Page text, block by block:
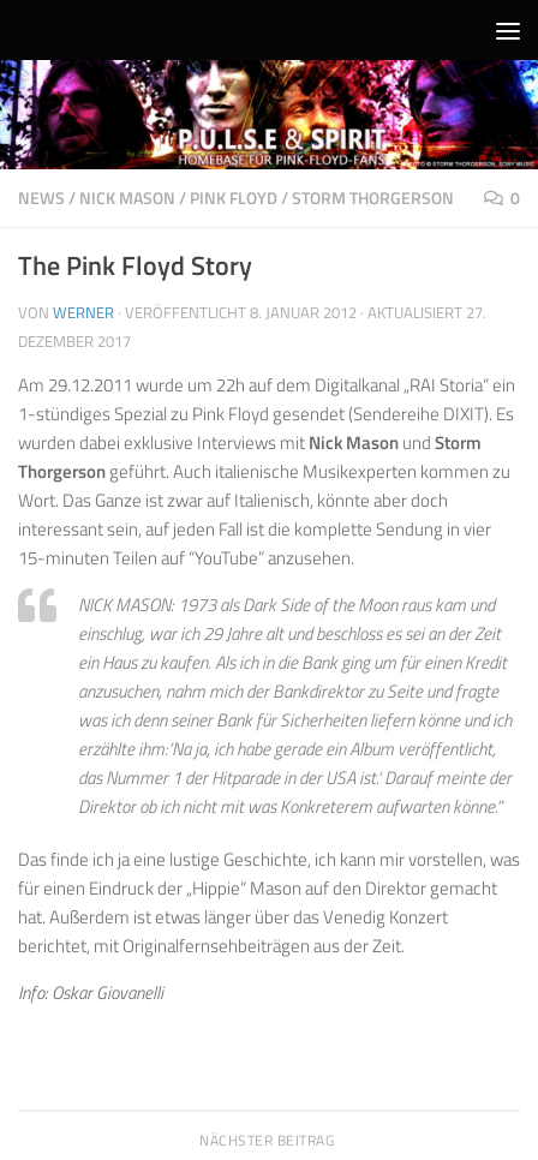
NEWS/NICK MASON/PINK FLOYD/STORM THORGERSON 0
The Pink Floyd Story
VON WERNER · VERÖFFENTLICHT8. JANUAR 2012 · AKTUALISIERT 27.
DEZEMBER 2017
Am 29.12.2011 wurde um 22h auf dem Digitalkanal „RAI Storia“ ein
1-stündiges Spezial zu Pink Floyd gesendet (Sendereihe DIXIT). Es
wurden dabei exklusive Interviews mitNick MasonundStorm
Thorgersongeführt. Auch italienische Musikexperten kommen zu
Wort. Das Ganze ist zwar auf Italienisch, könnte aber doch
interessant sein, auf jeden Fall ist die komplette Sendung in vier
15-minuten Teilen auf “YouTube” anzusehen.
NICK MASON: 1973 als Dark Side of the Moon raus kam und
einschlug, war ich 29 Jahre alt und beschloss es sei an der Zeit
ein Haus zu kaufen. Als ich in die Bank ging um für einen Kredit
anzusuchen, nahm mich der Bankdirektor zu Seite und fragte
was ich denn seiner Bank für Sicherheiten liefern könne und ich
erzählte ihm:‘Na ja, ich habe gerade ein Album veröffentlicht,
das Nummer 1 der Hitparade in der USA ist.‘ Darauf meinte der
Direktor ob ich nicht mit was Konkreterem aufwarten könne.”
Das finde ich ja eine lustige Geschichte, ich kann mir vorstellen, was
für einen Eindruck der „Hippie“ Mason auf den Direktor gemacht
hat. Außerdem ist etwas länger über das Venedig Konzert
berichtet, mit Originalfernsehbeiträgen aus der Zeit.
Info: Oskar Giovanelli
NÄCHSTER BEITRAG